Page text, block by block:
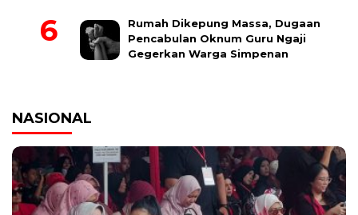
Rumah Dikepung Massa, Dugaan
Pencabulan Oknum Guru Ngaji
Gegerkan Warga Simpenan
NASIONAL